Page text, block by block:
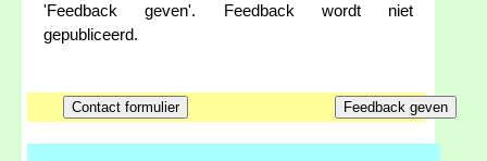
'Feedback geven'. Feedback wordt niet
gepubliceerd.